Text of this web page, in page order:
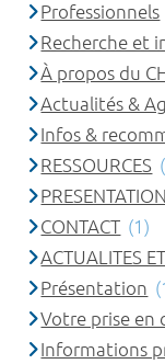
Professionnels
Recherche et
À propos du
Actualités &
Infos &
RESSOURCES
CONTACT (1)
ACTUALITES
Présentation
Votre prise en
Informations